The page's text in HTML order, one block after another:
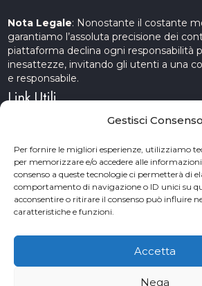
Gestisci Consenso
Per fornire le migliori esperienze, utilizziamo
per memorizzare e/o accedere alle
consenso a queste tecnologie ci permetterà di
comportamento di navigazione o ID unici su
acconsentire o ritirare il consenso può influire
caratteristiche e funzioni.
Accetta
Nega
Nota Legale: Nonostante il costante
garantiamo l’assoluta precisione dei
piattaforma declina ogni responsabilità
inesattezze, invitando gli utenti a una
e responsabile.
Link Utili
Servizi Cinematografici
CercAttori
Accademia Arte e Spettacolo